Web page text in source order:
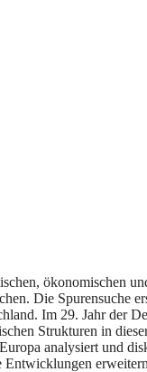
ökonomischen
Die Spurensuche
Im 29. Jahr der
Strukturen in
analysiert und